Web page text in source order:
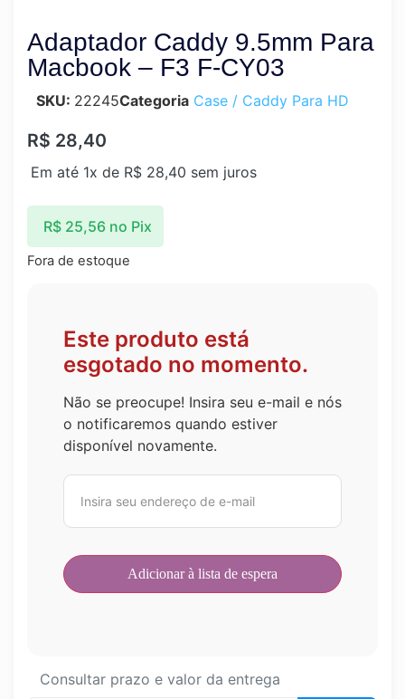
Adaptador Caddy 9.5mm Para
Macbook – F3 F-CY03
SKU: 22245Categoria Case / Caddy Para HD
R$ 28,40
Em até 1x de R$ 28,40 sem juros
R$25,56 no Pix
Fora de estoque
Este produto está
esgotado no momento.
Não se preocupe! Insira seu e-mail e nós
o notificaremos quando estiver
disponível novamente.
Consultar prazo e valor da entrega